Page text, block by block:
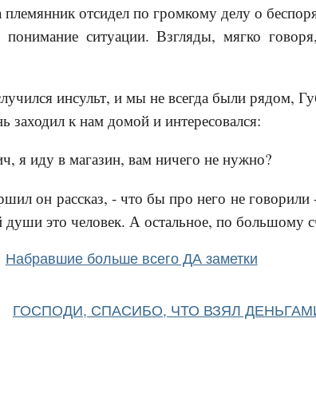
отсидел по громкому делу о
ситуации. Взгляды, мягко
инсульт, и мы не всегда были рядом,
заходил к нам домой и интересовался:
я иду в магазин, вам ничего не нужно?
он рассказ, - что бы про него не говорили
это человек. А остальное, по большому
Набравшие больше всего ДА заметки
ГОСПОДИ, СПАСИБО, ЧТО ВЗЯЛ